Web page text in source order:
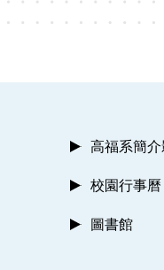
高福系簡
校園行事曆
圖書館